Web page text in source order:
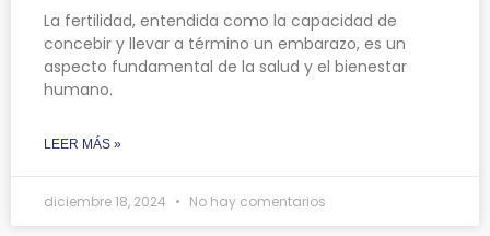
La fertilidad, entendida como la capacidad de
concebir y llevar a término un embarazo, es un
aspecto fundamental de la salud y el bienestar
humano.
LEER MÁS »
diciembre 18, 2024 No hay comentarios